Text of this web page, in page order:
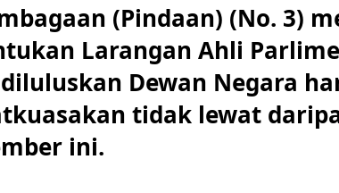
(Pindaan) (No. 3)
Larangan Ahli
Dewan Negara
tidak lewat
ini.